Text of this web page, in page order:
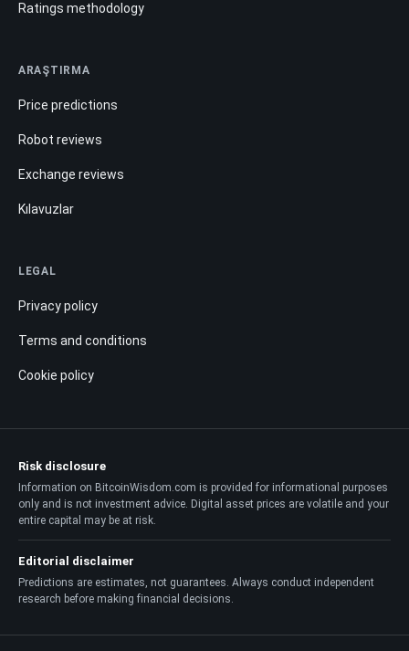
Ratings methodology
ARAŞTIRMA
Price predictions
Robot reviews
Exchange reviews
Kılavuzlar
LEGAL
Privacy policy
Terms and conditions
Cookie policy
Risk disclosure
Information on BitcoinWisdom.com is provided for informational purposes
only and is not investment advice. Digital asset prices are volatile and your
entire capital may be at risk.
Editorial disclaimer
Predictions are estimates, not guarantees. Always conduct independent
research before making financial decisions.